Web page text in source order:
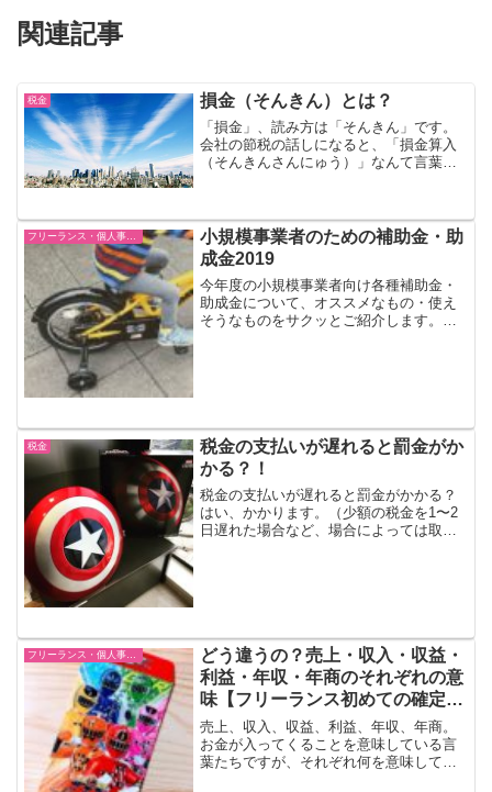
関連記事
税金 損金（そんきん）とは？
「損金」、読み方は「そんきん」です。
会社の節税の話しになると、「損金算入
（そんきんさんにゅう）」なんて言葉を
す。その決算書における経費と...
小規模事業者のための補助金・助
成金2019
今年度の小規模事業者向け各種補助金・
助成金について、オススメなもの・使え
そうなものをサクッとご紹介します。
税金
税金の支払いが遅れると罰金がか
かる？！
税金の支払いが遅れると罰金がかかる？
はい、かかります。（少額の税金を1〜2
日遅れた場合など、場合によっては取ら
フリーランス・個人事業主
どう違うの？売上・収入・収益・
利益・年収・年商のそれぞれの意
味【フリーランス初めての確定申
告】
売上、収入、収益、利益、年収、年商。
お金が入ってくることを意味している言
葉たちですが、それぞれ何を意味してい